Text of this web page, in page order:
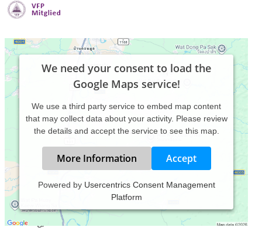
We need your consent to load the
Google Maps service!
We use a third party service to embed map content
that may collect data about your activity. Please review
the details and accept the service to see this map.
More Information Accept
Powered by Usercentrics Consent Management
Platform
Coach und Heilpraktikerin für Psychotherapie. Für
Zufriedenheit im Beruf und Privatleben. Vor Ort in
Hamburg, online oder telefonisch